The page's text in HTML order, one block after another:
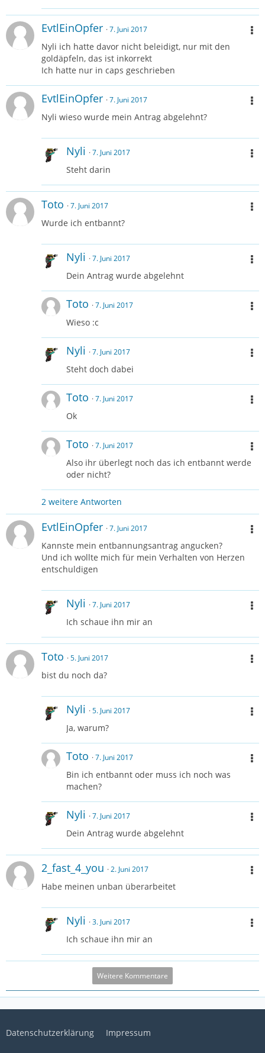
EvtlEinOpfer 7. Juni 2017
Nyli ich hatte davor nicht beleidigt, nur mit den
goldäpfeln, das ist inkorrekt
Ich hatte nur in caps geschrieben
EvtlEinOpfer 7. Juni 2017
Nyli wieso wurde mein Antrag abgelehnt?
Nyli 7. Juni 2017
Steht darin
Toto 7. Juni 2017
Wurde ich entbannt?
Nyli 7. Juni 2017
Dein Antrag wurde abgelehnt
Toto 7. Juni 2017
Wieso :c
Nyli 7. Juni 2017
Steht doch dabei
Toto 7. Juni 2017
Ok
Toto 7. Juni 2017
Also ihr überlegt noch das ich entbannt werde
oder nicht?
2 weitere Antworten
EvtlEinOpfer 7. Juni 2017
Kannste mein entbannungsantrag angucken?
Und ich wollte mich für mein Verhalten von Herzen
entschuldigen
Nyli 7. Juni 2017
Ich schaue ihn mir an
Toto 5. Juni 2017
bist du noch da?
Nyli 5. Juni 2017
Ja, warum?
Toto 7. Juni 2017
Bin ich entbannt oder muss ich noch was
machen?
Nyli 7. Juni 2017
Dein Antrag wurde abgelehnt
2_fast_4_you 2. Juni 2017
Habe meinen unban überarbeitet
Nyli 3. Juni 2017
Ich schaue ihn mir an
Weitere Kommentare
Datenschutzerklärung Impressum